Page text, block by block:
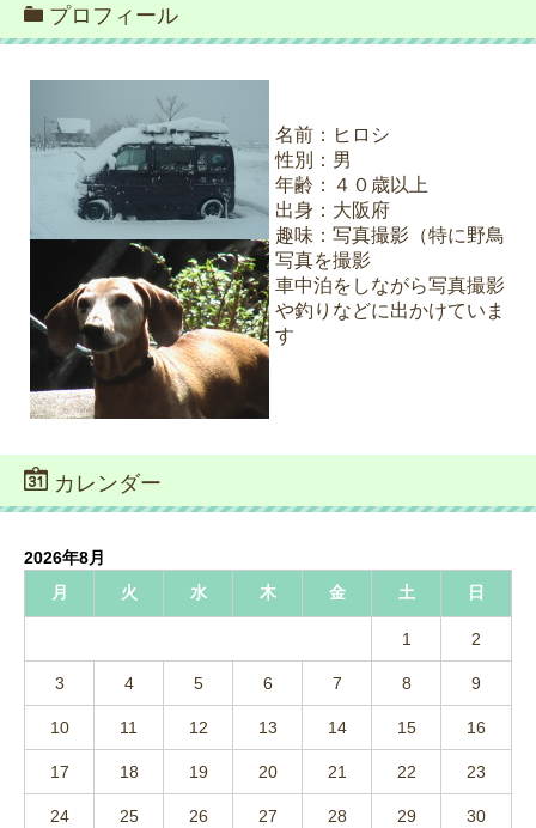
プロフィール
名前：ヒロシ
性別：男
年齢：４０歳以上
出身：大阪府
趣味：写真撮影（特に野鳥
写真を撮影
車中泊をしながら写真撮影
や釣りなどに出かけていま
す
カレンダー
2026年8月
月
火 水 木 金 土 日
1 2
3 4 5 6 7 8 9
10 11 12 13 14 15 16
17 18 19 20 21 22 23
24 25 26 27 28 29 30